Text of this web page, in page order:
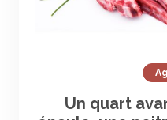
Un quart